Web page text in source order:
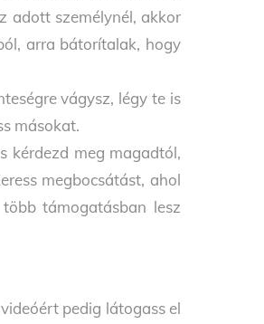
adott személynél, akkor
arra bátorítalak, hogy
vágysz, légy te is
másokat.
kérdezd meg magadtól,
megbocsátást, ahol
támogatásban lesz
pedig látogass el